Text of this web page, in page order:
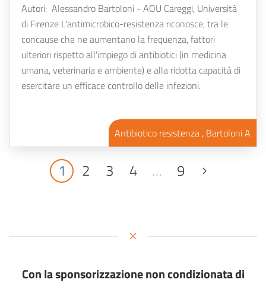
Antibiotico resistenza , Bartoloni A
Autori: Alessandro Bartoloni - AOU Careggi, Università
di Firenze L'antimicrobico-resistenza riconosce, tra le
concause che ne aumentano la frequenza, fattori
ulteriori rispetto all'impiego di antibiotici (in medicina
umana, veterinaria e ambiente) e alla ridotta capacità di
esercitare un efficace controllo delle infezioni.
1 2 3 4 … 9
Con la sponsorizzazione non condizionata di